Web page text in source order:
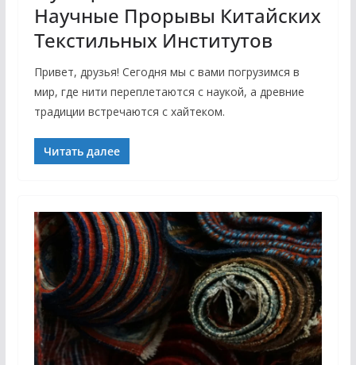
Научные Прорывы Китайских
Текстильных Институтов
Привет, друзья! Сегодня мы с вами погрузимся в
мир, где нити переплетаются с наукой, а древние
традиции встречаются с хайтеком.
Читать далее